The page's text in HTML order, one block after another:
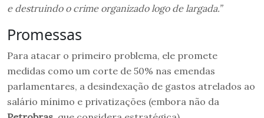
e destruindo o crime organizado logo de largada.”
Promessas
Para atacar o primeiro problema, ele promete
medidas como um corte de 50% nas emendas
parlamentares, a desindexação de gastos atrelados ao
salário mínimo e privatizações (embora não da